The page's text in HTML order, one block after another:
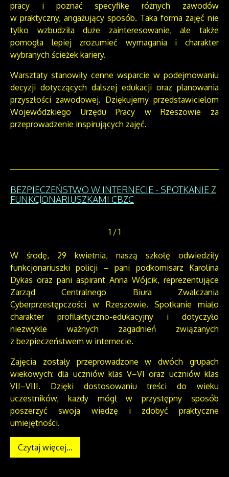
pracy i poznać specyfikę różnych zawodów
w praktyczny, angażujący sposób. Taka forma zajęć nie
tylko wzbudziła duże zainteresowanie, ale także
pomogła lepiej zrozumieć wymagania i charakter
wybranych ścieżek kariery.
Warsztaty stanowiły cenne wsparcie w podejmowaniu
decyzji dotyczących dalszej edukacji oraz planowania
przyszłości zawodowej. Dziękujemy przedstawicielom
Wojewódzkiego Urzędu Pracy w Rzeszowie za
przeprowadzenie inspirujących zajęć.
BEZPIECZEŃSTWO W INTERNECIE - SPOTKANIE Z
FUNKCJONARIUSZKAMI CBZC
1/1
W środę, 29 kwietnia, naszą szkołę odwiedziły
funkcjonariuszki policji – pani podkomisarz Karolina
Dykas oraz pani aspirant Anna Wójcik, reprezentujące
Zarząd Centralnego Biura Zwalczania
Cyberprzestępczości w Rzeszowie. Spotkanie miało
charakter profilaktyczno-edukacyjny i dotyczyło
niezwykle ważnych zagadnień związanych
z bezpieczeństwem w internecie.
Zajęcia zostały przeprowadzone w dwóch grupach
wiekowych: dla uczniów klas V–VI oraz uczniów klas
VII–VIII. Dzięki dostosowaniu treści do wieku
uczestników, każdy mógł w przystępny sposób
poszerzyć swoją wiedzę i zdobyć praktyczne
umiejętności.
Czytaj więcej...